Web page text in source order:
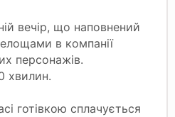
вечір, що наповнений
в компанії
персонажів.
хвилин.
готівкою сплачується